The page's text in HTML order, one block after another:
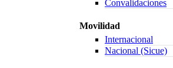
Convalidaciones
Movilidad
Internacional
Nacional (Sicue)